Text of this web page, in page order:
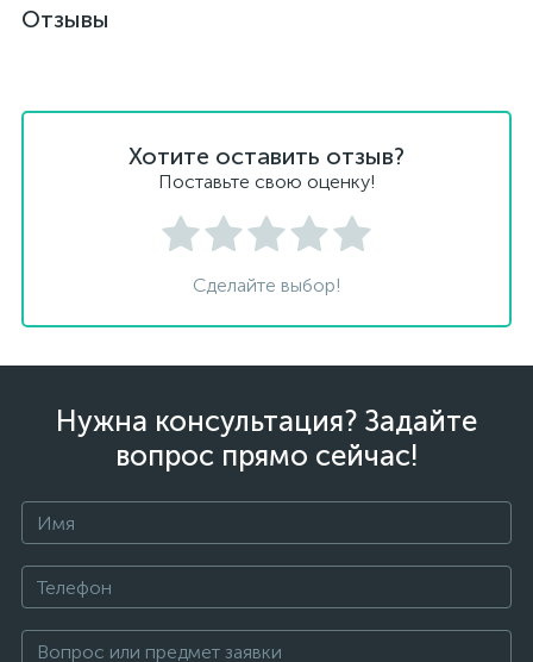
Отзывы
Хотите оставить отзыв?
Поставьте свою оценку!
Сделайте выбор!
Нужна консультация? Задайте
вопрос прямо сейчас!